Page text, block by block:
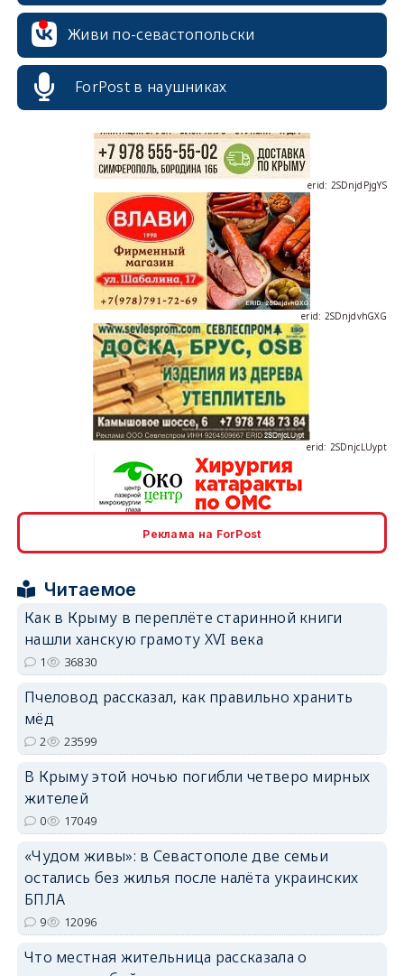
Живи по-севастопольски
ForPost в наушниках
erid: 2SDnjcrDNw6
erid: 2SDnjdPjgYS
erid: 2SDnjdvhGXG
Реклама на ForPost
Читаемое
Как в Крыму в переплёте старинной книги
нашли ханскую грамоту XVI века
1 36830
Пчеловод рассказал, как правильно хранить
мёд
2 23599
В Крыму этой ночью погибли четверо мирных
жителей
0 17049
«Чудом живы»: в Севастополе две семьи
остались без жилья после налёта украинских
БПЛА
9 12096
Что местная жительница рассказала о